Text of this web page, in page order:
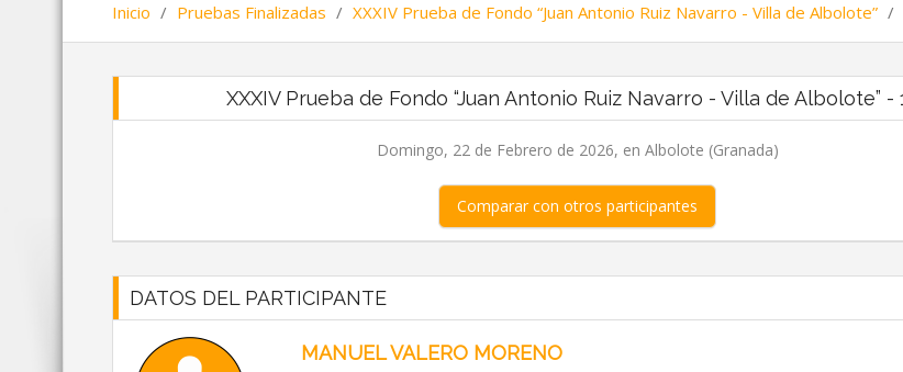
Inicio / Pruebas Finalizadas / XXXIV Prueba de Fondo “Juan Antonio Ruiz Navarro - Villa de Albolote” /
XXXIV Prueba de Fondo “Juan Antonio Ruiz Navarro - Villa de Albolote” -
Domingo, 22 de Febrero de 2026, en Albolote (Granada)
Comparar con otros participantes
DATOS DEL PARTICIPANTE
MANUEL VALERO MORENO